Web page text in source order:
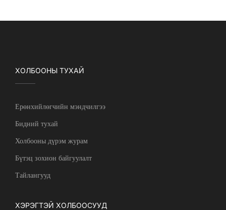
ХОЛБООНЫ ТУХАЙ
Ерөнхийлөгчийн мэндчилгээ
Бидний тухай
Холбооны дүрэм журам
Бүтэц зохион байгуулалт
Тайлангууд
ХЭРЭГТЭЙ ХОЛБООСУУД